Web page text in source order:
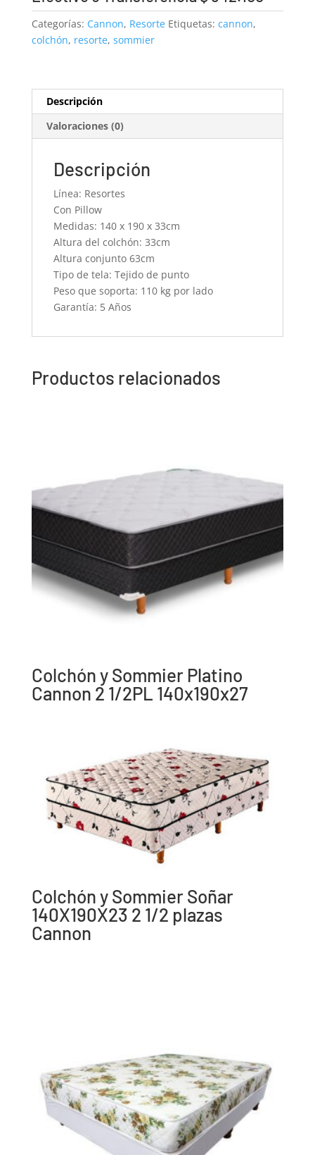
Categorías: Cannon, Resorte Etiquetas: cannon,
colchón, resorte, sommier
Descripción
Valoraciones (0)
Descripción
Línea: Resortes
Con Pillow
Medidas: 140 x 190 x 33cm
Altura del colchón: 33cm
Altura conjunto 63cm
Tipo de tela: Tejido de punto
Peso que soporta: 110 kg por lado
Garantía: 5 Años
Productos relacionados
Colchón y Sommier Platino
Cannon 2 1/2PL 140x190x27
Colchón y Sommier Soñar
140X190X23 2 1/2 plazas
Cannon